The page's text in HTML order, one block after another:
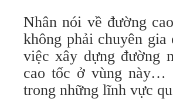
Nhân nói về đường
không phải chuyên
việc xây dựng đường
cao tốc ở vùng này…
trong những lĩnh vực